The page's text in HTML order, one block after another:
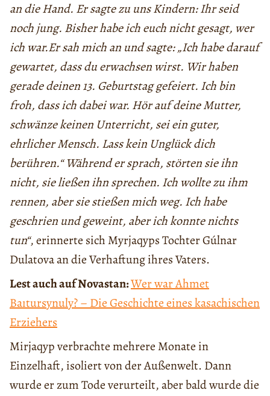
an die Hand. Er sagte zu uns Kindern: Ihr seid
noch jung. Bisher habe ich euch nicht gesagt, wer
ich war.Er sah mich an und sagte: „Ich habe darauf
gewartet, dass du erwachsen wirst. Wir haben
gerade deinen 13. Geburtstag gefeiert. Ich bin
froh, dass ich dabei war. Hör auf deine Mutter,
schwänze keinen Unterricht, sei ein guter,
ehrlicher Mensch. Lass kein Unglück dich
berühren.“ Während er sprach, störten sie ihn
nicht, sie ließen ihn sprechen. Ich wollte zu ihm
rennen, aber sie stießen mich weg. Ich habe
geschrien und geweint, aber ich konnte nichts
tun“, erinnerte sich Myrjaqyps Tochter Gúlnar
Dulatova an die Verhaftung ihres Vaters.
Lest auch auf Novastan:Wer war Ahmet
Baıtursynuly? – Die Geschichte eines kasachischen
Erziehers
Mirjaqyp verbrachte mehrere Monate in
Einzelhaft, isoliert von der Außenwelt. Dann
wurde er zum Tode verurteilt, aber bald wurde die